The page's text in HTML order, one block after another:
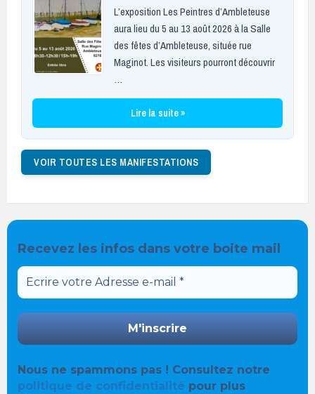
L’exposition Les Peintres d’Ambleteuse
aura lieu du 5 au 13 août 2026 à la Salle
des fêtes d’Ambleteuse, située rue
Maginot. Les visiteurs pourront découvrir
…
Lire la suite »
VOIR TOUTES LES MANIFESTATIONS
Recevez les infos dans votre boite mail
Nous ne spammons pas ! Consultez notre
politique de confidentialité pour plus